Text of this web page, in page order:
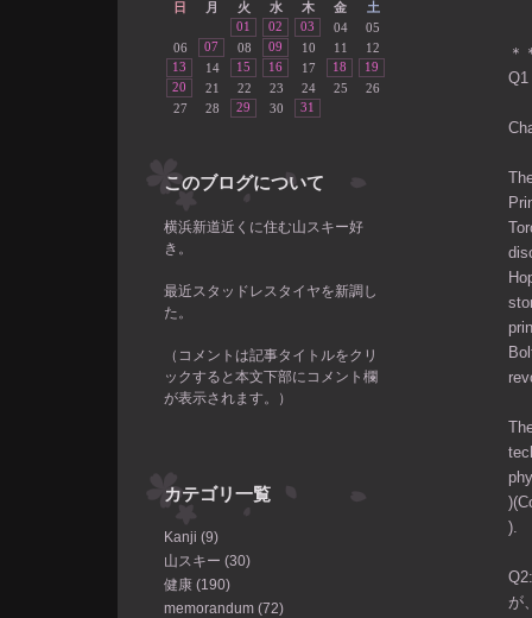
日 月 火 水 木 金
土
01
02 03 04
05
06
07 08 09 10 11
12
13
14 15 16 17 18
19
20
21 22 23 24 25
26
27
28 29 30 31
このブログについて
横浜新道近くに住む山スキー好
き。
最近スタッドレスタイヤを新調し
た。
（コメントは記事タイトルをクリ
ックすると本文下部にコメント欄
が表示されます。）
カテゴリ一覧
Kanji (9)
山スキー (30)
健康 (190)
memorandum (72)
＊
Q1
).
が